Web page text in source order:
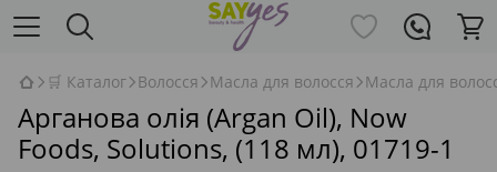
🛒 Каталог Волосся Масла для волосся Масла для
Арганова олія (Argan Oil), Now
Foods, Solutions, (118 мл), 01719-1